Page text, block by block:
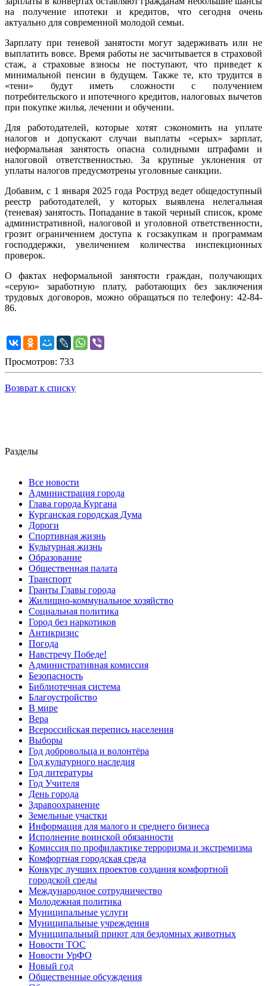
на получение ипотеки и кредитов, что сегодня очень
актуально для современной молодой семьи.
Зарплату при теневой занятости могут задерживать или не
выплатить вовсе. Время работы не засчитывается в страховой
стаж, а страховые взносы не поступают, что приведет к
минимальной пенсии в будущем. Также те, кто трудится в
«тени» будут иметь сложности с получением
потребительского и ипотечного кредитов, налоговых вычетов
при покупке жилья, лечении и обучении.
Для работодателей, которые хотят сэкономить на уплате
налогов и допускают случаи выплаты «серых» зарплат,
неформальная занятость опасна солидными штрафами и
налоговой ответственностью. За крупные уклонения от
уплаты налогов предусмотрены уголовные санкции.
Добавим, с 1 января 2025 года Роструд ведет общедоступный
реестр работодателей, у которых выявлена нелегальная
(теневая) занятость. Попадание в такой черный список, кроме
административной, налоговой и уголовной ответственности,
грозит ограничением доступа к госзакупкам и программам
господдержки, увеличением количества инспекционных
проверок.
О фактах неформальной занятости граждан, получающих
«серую» заработную плату, работающих без заключения
трудовых договоров, можно обращаться по телефону: 42-84-
86.
Просмотров: 733
Возврат к списку
Разделы
Все новости
Администрация города
Глава города Кургана
Курганская городская Дума
Дороги
Спортивная жизнь
Культурная жизнь
Образование
Общественная палата
Транспорт
Гранты Главы города
Жилищно-коммунальное хозяйство
Социальная политика
Город без наркотиков
Антикризис
Погода
Навстречу Победе!
Административная комиссия
Безопасность
Библиотечная система
Благоустройство
В мире
Вера
Всероссийская перепись населения
Выборы
Год добровольца и волонтёра
Год культурного наследия
Год литературы
Год Учителя
День города
Здравоохранение
Земельные участки
Информация для малого и среднего бизнеса
Исполнение воинской обязанности
Комиссия по профилактике терроризма и экстремизма
Комфортная городская среда
Конкурс лучших проектов создания комфортной
городской среды
Международное сотрудничество
Молодежная политика
Муниципальные услуги
Муниципальные учреждения
Муниципальный приют для бездомных животных
Новости ТОС
Новости УрФО
Новый год
Общественные обсуждения